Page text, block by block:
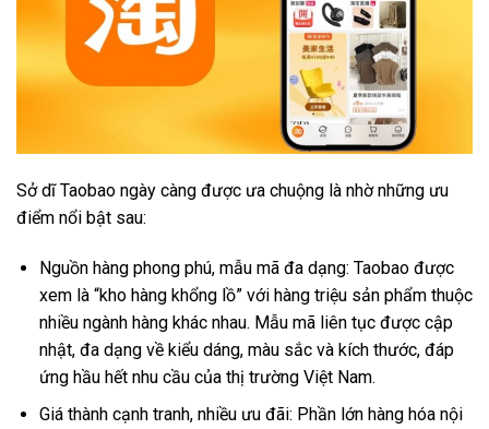
Sở dĩ Taobao ngày càng được ưa chuộng là nhờ những ưu
điểm nổi bật sau:
Nguồn hàng phong phú, mẫu mã đa dạng: Taobao được
xem là “kho hàng khổng lồ” với hàng triệu sản phẩm thuộc
nhiều ngành hàng khác nhau. Mẫu mã liên tục được cập
nhật, đa dạng về kiểu dáng, màu sắc và kích thước, đáp
ứng hầu hết nhu cầu của thị trường Việt Nam.
Giá thành cạnh tranh, nhiều ưu đãi: Phần lớn hàng hóa nội